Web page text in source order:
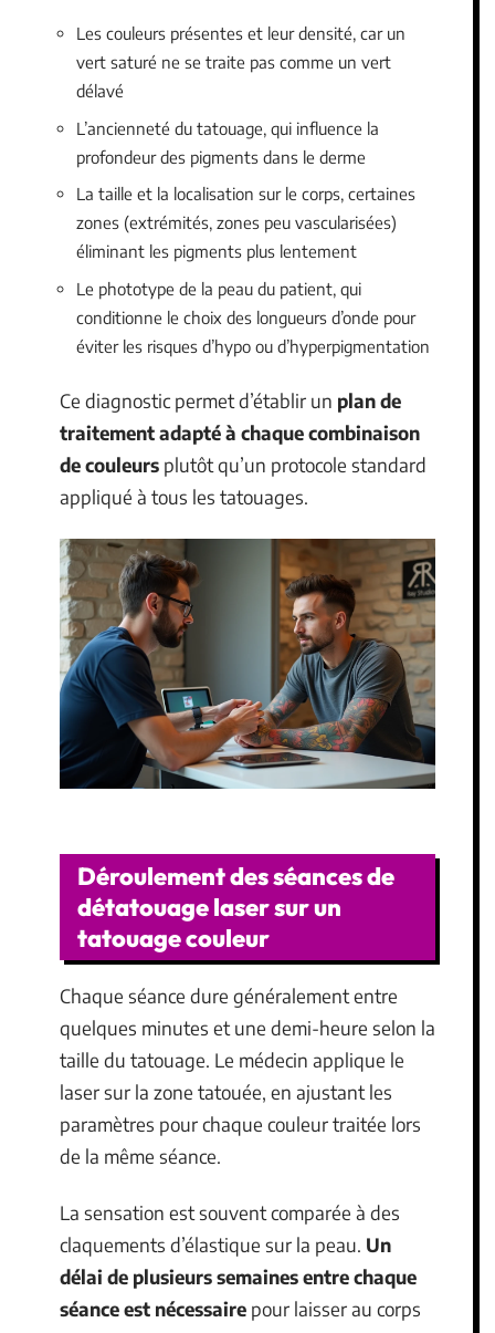
Les couleurs présentes et leur densité, car un
vert saturé ne se traite pas comme un vert
délavé
L’ancienneté du tatouage, qui influence la
profondeur des pigments dans le derme
La taille et la localisation sur le corps, certaines
zones (extrémités, zones peu vascularisées)
éliminant les pigments plus lentement
Le phototype de la peau du patient, qui
conditionne le choix des longueurs d’onde pour
éviter les risques d’hypo ou d’hyperpigmentation
Ce diagnostic permet d’établir un plan de
traitement adapté à chaque combinaison
de couleurs plutôt qu’un protocole standard
appliqué à tous les tatouages.
Déroulement des séances de
détatouage laser sur un
tatouage couleur
Chaque séance dure généralement entre
quelques minutes et une demi-heure selon la
taille du tatouage. Le médecin applique le
laser sur la zone tatouée, en ajustant les
paramètres pour chaque couleur traitée lors
de la même séance.
La sensation est souvent comparée à des
claquements d’élastique sur la peau. Un
délai de plusieurs semaines entre chaque
séance est nécessaire pour laisser au corps